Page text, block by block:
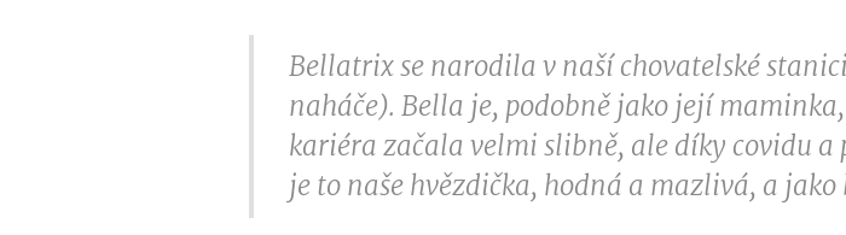
Bellatrix se narodila v naší chovatelské
naháče). Bella je, podobně jako její
kariéra začala velmi slibně, ale díky covidu
je to naše hvězdička, hodná a mazlivá, a